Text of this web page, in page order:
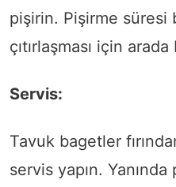
pişirin. Pişirme süresi
çıtırlaşması için
Servis:
Tavuk bagetler
servis yapın. Yanında